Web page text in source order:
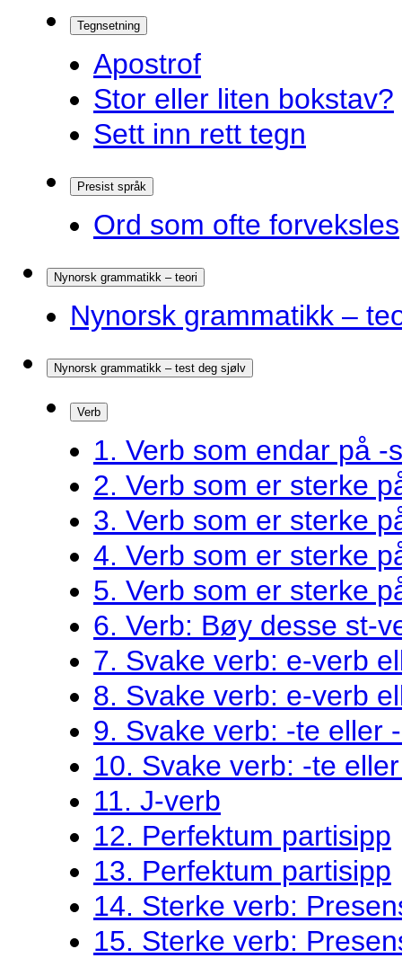
Tegnsetning
Apostrof
Stor eller liten bokstav?
Sett inn rett tegn
Presist språk
Ord som ofte forveksles
Nynorsk grammatikk – teori
Nynorsk grammatikk –
Nynorsk grammatikk – test deg sjølv
Verb
1. Verb som endar på -
2. Verb som er sterke
3. Verb som er sterke
4. Verb som er sterke
5. Verb som er sterke
6. Verb: Bøy desse st-
7. Svake verb: e-verb
8. Svake verb: e-verb
9. Svake verb: -te eller
10. Svake verb: -te
11. J-verb
12. Perfektum partisipp
13. Perfektum partisipp
14. Sterke verb:
15. Sterke verb: